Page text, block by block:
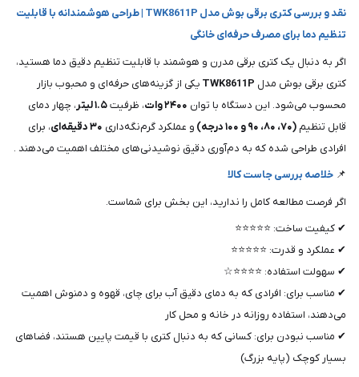
نقد و بررسی کتری برقی بوش مدل TWK8611P | طراحی هوشمندانه با قابلیت
تنظیم دما برای مصرف حرفه‌ای خانگی
اگر به دنبال یک کتری برقی مدرن و هوشمند با قابلیت تنظیم دقیق دما هستید،
کتری برقی بوش مدل TWK8611P یکی از گزینه‌های حرفه‌ای و محبوب بازار
محسوب می‌شود. این دستگاه با توان ۲۴۰۰ وات ، ظرفیت۱.۵ لیتر
، چهار دمای
قابل تنظیم (۷۰، ۸۰، ۹۰ و ۱۰۰ درجه) و عملکرد گرم‌نگه‌داری ۳۰ دقیقه‌ای
، برای
افرادی طراحی شده که به دم‌آوری دقیق نوشیدنی‌های مختلف اهمیت می‌دهند .
📌 خلاصه بررسی جاست کالا
اگر فرصت مطالعه کامل را ندارید، این بخش برای شماست.
✔ کیفیت ساخت: ⭐⭐⭐⭐⭐
✔ عملکرد و قدرت: ⭐⭐⭐⭐⭐
✔ سهولت استفاده: ⭐⭐⭐⭐☆
✔ مناسب برای: افرادی که به دمای دقیق آب برای چای، قهوه و دمنوش اهمیت
می‌دهند، استفاده روزانه در خانه و محل کار
✔ مناسب نبودن برای: کسانی که به دنبال کتری با قیمت پایین هستند، فضاهای
بسیار کوچک (پایه بزرگ)